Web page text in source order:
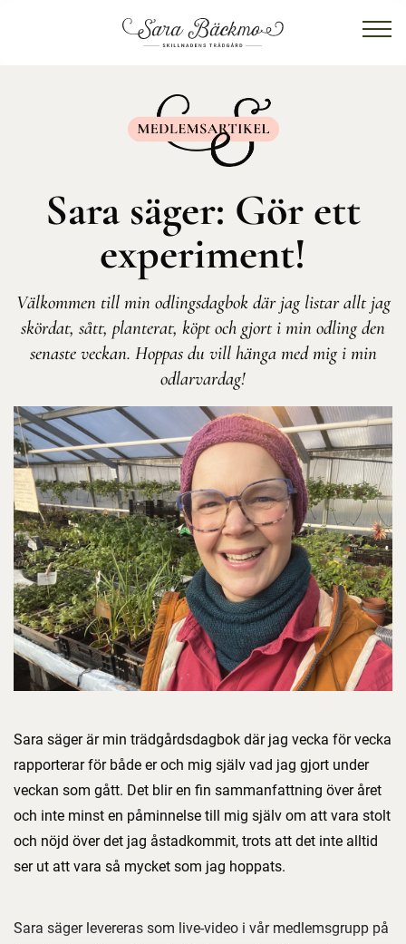
Sara säger: Gör ett
experiment!
Välkommen till min odlingsdagbok där jag listar allt jag
skördat, sått, planterat, köpt och gjort i min odling den
senaste veckan. Hoppas du vill hänga med mig i min
odlarvardag!
Sara säger är min trädgårdsdagbok där jag vecka för vecka
rapporterar för både er och mig själv vad jag gjort under
veckan som gått. Det blir en fin sammanfattning över året
och inte minst en påminnelse till mig själv om att vara stolt
och nöjd över det jag åstadkommit, trots att det inte alltid
ser ut att vara så mycket som jag hoppats.
Sara säger levereras som live-video i vår medlemsgrupp på